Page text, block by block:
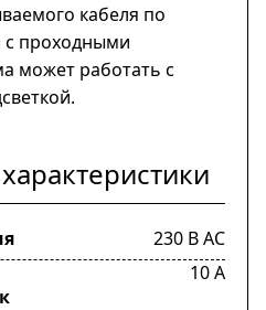
кабеля по
с проходными
может работать с
230 В AC
10 А